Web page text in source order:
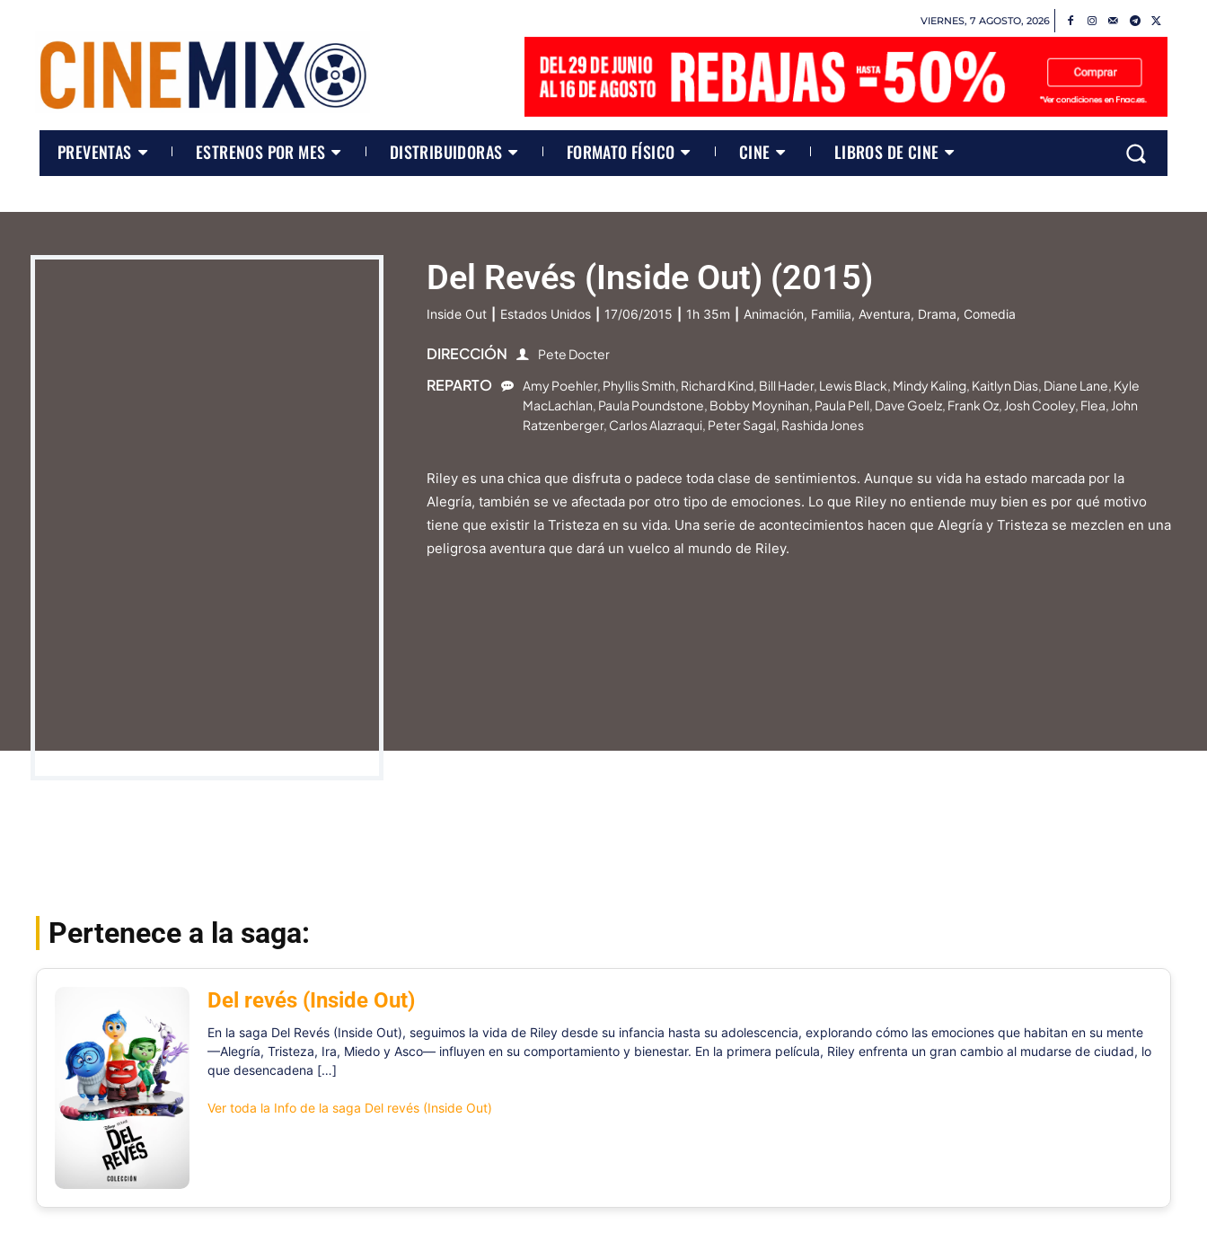
VIERNES, 7 AGOSTO, 2026
PREVENTAS ESTRENOS POR MES DISTRIBUIDORAS FORMATO FÍSICO CINE LIBROS DE CINE
Del Revés (Inside Out) (2015)
Inside Out Estados Unidos 17/06/2015 1h 35m Animación, Familia, Aventura, Drama, Comedia
DIRECCIÓN Pete Docter
REPARTO
Amy Poehler, Phyllis Smith, Richard Kind, Bill Hader, Lewis Black, Mindy Kaling, Kaitlyn Dias, Diane Lane, Kyle
MacLachlan, Paula Poundstone, Bobby Moynihan, Paula Pell, Dave Goelz, Frank Oz, Josh Cooley, Flea, John
Ratzenberger, Carlos Alazraqui, Peter Sagal, Rashida Jones
Riley es una chica que disfruta o padece toda clase de sentimientos. Aunque su vida ha estado marcada por la
Alegría, también se ve afectada por otro tipo de emociones. Lo que Riley no entiende muy bien es por qué motivo
tiene que existir la Tristeza en su vida. Una serie de acontecimientos hacen que Alegría y Tristeza se mezclen en una
peligrosa aventura que dará un vuelco al mundo de Riley.
Pertenece a la saga:
Del revés (Inside Out)
En la saga Del Revés (Inside Out), seguimos la vida de Riley desde su infancia hasta su adolescencia, explorando cómo las emociones que habitan en su mente
—Alegría, Tristeza, Ira, Miedo y Asco— influyen en su comportamiento y bienestar. En la primera película, Riley enfrenta un gran cambio al mudarse de ciudad, lo
que desencadena […]
Ver toda la Info de la saga Del revés (Inside Out)